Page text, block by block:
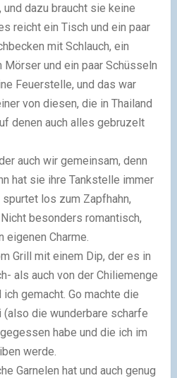
dazu braucht sie keine
reicht ein Tisch und ein paar
mit Schlauch, ein
und ein paar Schüsseln
Feuerstelle, und das war
von diesen, die in Thailand
denen auch alles gebruzelt
auch wir gemeinsam, denn
hat sie ihre Tankstelle immer
los zum Zapfhahn,
besonders romantisch,
eigenen Charme.
Grill mit einem Dip, der es in
als auch von der Chiliemenge
ich gemacht. Go machte die
die wunderbare scharfe
habe und die ich im
werde.
Garnelen hat und auch genug